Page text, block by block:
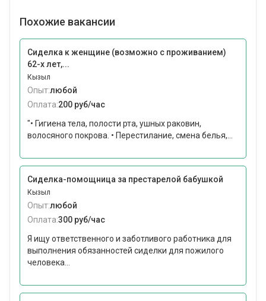
Похожие вакансии
Сиделка к женщине (возможно с проживанием)
62-х лет,...
Кызыл
Опыт:любой
Оплата:200 руб/час
"• Гигиена тела, полости рта, ушных раковин,
волосяного покрова. • Перестилание, смена белья,...
Сиделка-помощница за престарелой бабушкой
Кызыл
Опыт:любой
Оплата:300 руб/час
Я ищу ответственного и заботливого работника для
выполнения обязанностей сиделки для пожилого
человека...